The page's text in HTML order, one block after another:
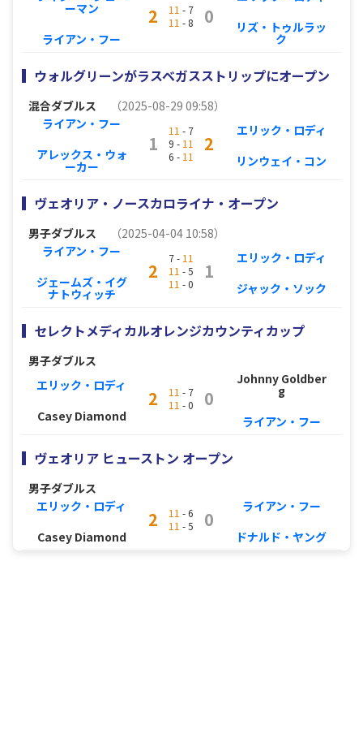
ーマン
ライアン・フー
2 11 - 7
11 - 8 0
リズ・トゥルラッ
ク
ウォルグリーンがラスベガスストリップにオープン
混合ダブルス
（2025-08-29 09:58）
ライアン・フー
アレックス・ウォ
ーカー
1
11 - 7
9 - 11
6 - 11
2
エリック・ロディ
リンウェイ・コン
ヴェオリア・ノースカロライナ・オープン
男子ダブルス
（2025-04-04 10:58）
ライアン・フー
ジェームズ・イグ
ナトウィッチ
2
7 - 11
11 - 5
11 - 0
1
エリック・ロディ
ジャック・ソック
セレクトメディカルオレンジカウンティカップ
男子ダブルス
エリック・ロディ
Casey Diamond
2 11 - 7
11 - 0 0
Johnny Goldber
g
ライアン・フー
ヴェオリア ヒューストン オープン
男子ダブルス
エリック・ロディ
Casey Diamond
2 11 - 6
11 - 5 0
ライアン・フー
ドナルド・ヤング